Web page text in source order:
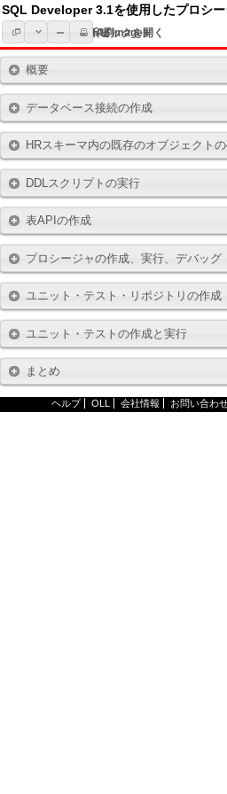
SQL Developer 3.1を使用したプロシ
トピック一覧
すべてのトピックを開く
Hide All Images
印刷
概要
データベース接続の作成
HRスキーマ内の既存のオブジェクト
DDLスクリプトの実行
表APIの作成
プロシージャの作成、実行、デバッグ
ユニット・テスト・リポジトリの作成
ユニット・テストの作成と実行
まとめ
ヘルプ OLL 会社情報 お問い合わ